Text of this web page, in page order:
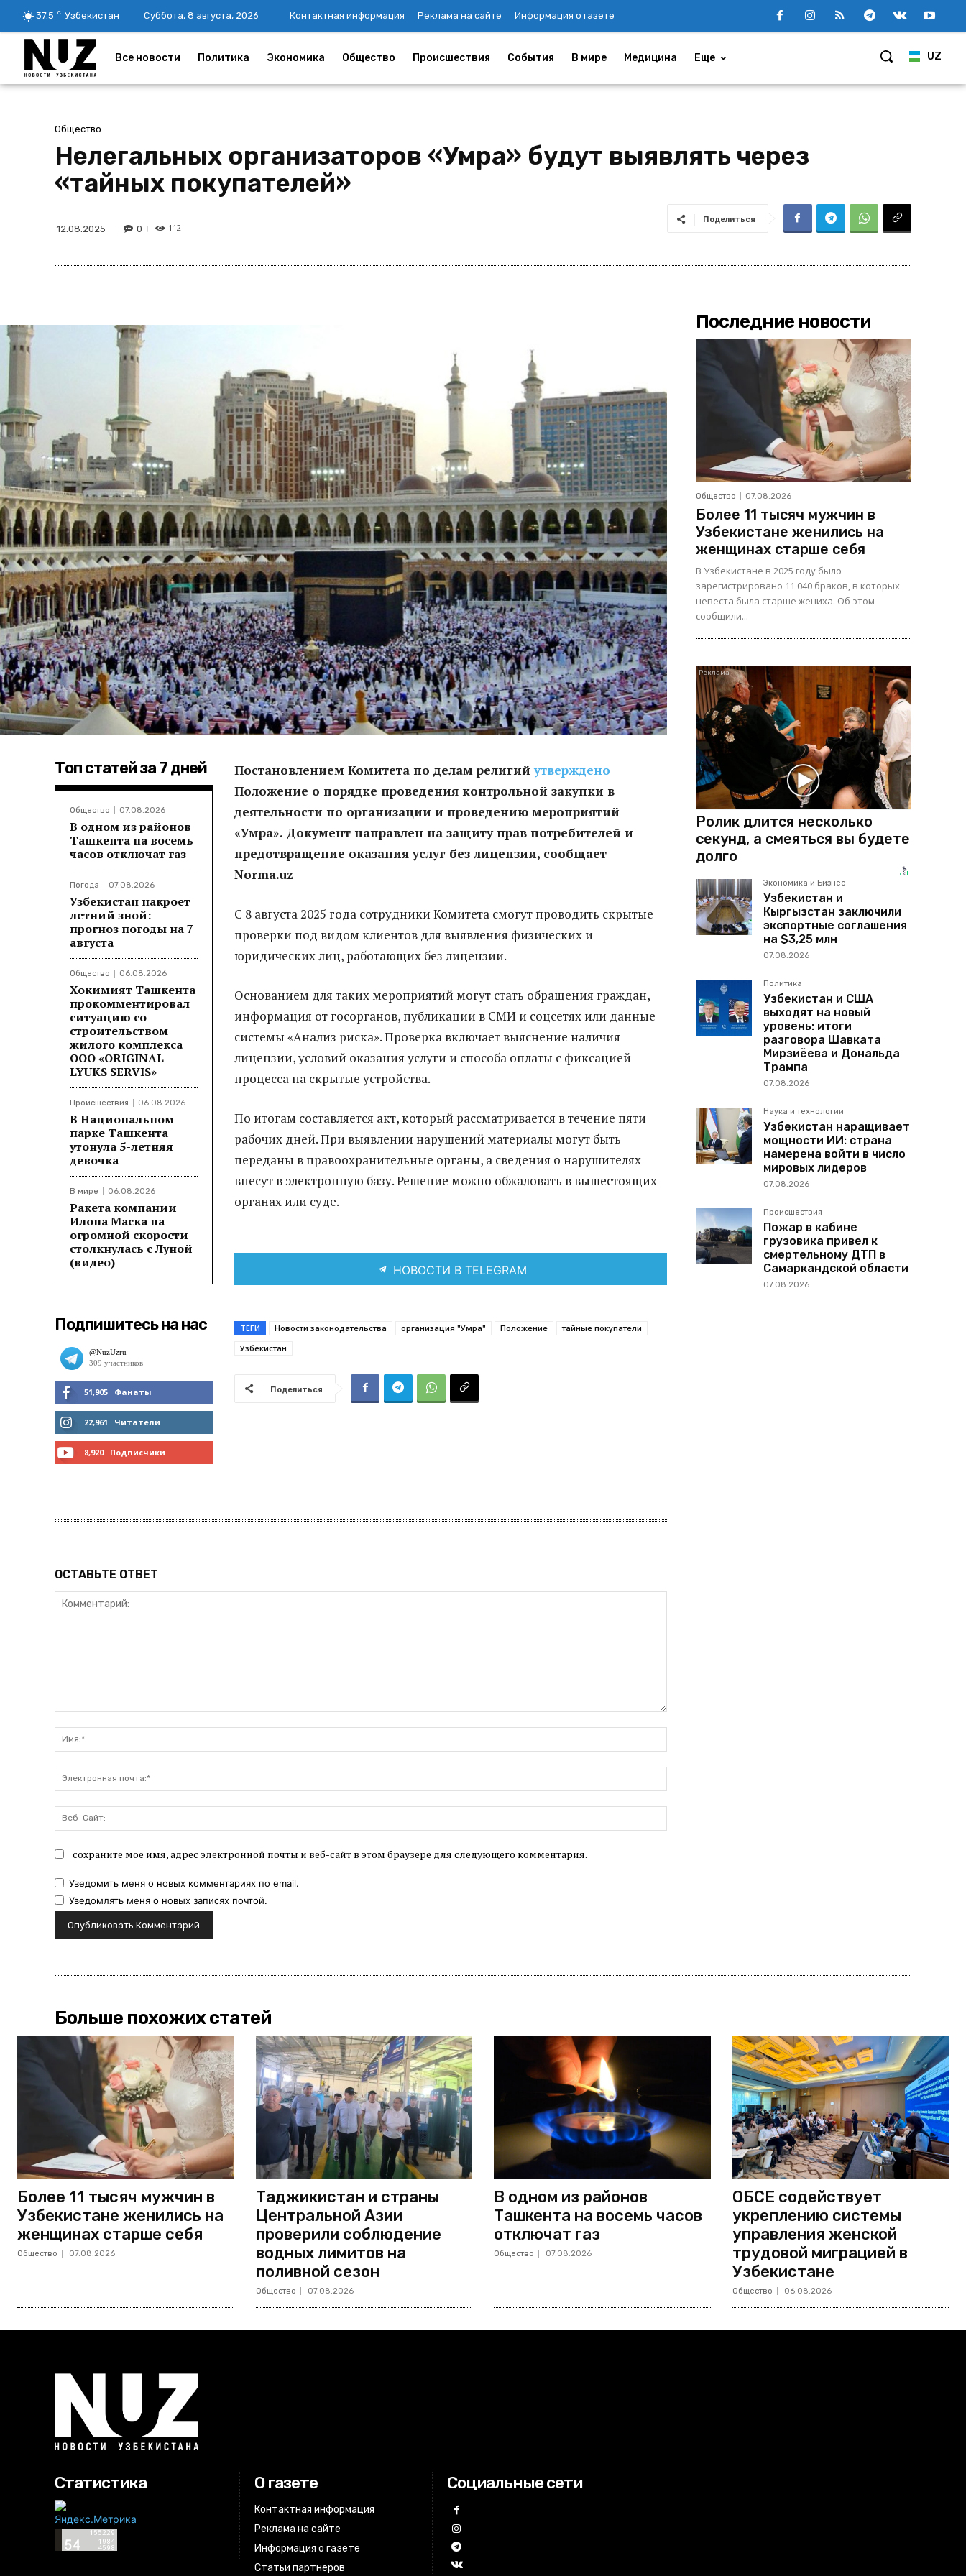
37.5 C Узбекистан Суббота, 8 августа, 2026 Контактная информация Реклама на сайте Информация о газете
UZ
Все новости Политика Экономика Общество Происшествия События В мире Медицина Еще
Общество
Нелегальных организаторов «Умра» будут выявлять через
«тайных покупателей»
12.08.2025 0 112
Поделиться
Топ статей за 7 дней
Общество 07.08.2026
В одном из районов
Ташкента на восемь
часов отключат газ
Погода 07.08.2026
Узбекистан накроет
летний зной:
прогноз погоды на 7
августа
Общество 06.08.2026
Хокимият Ташкента
прокомментировал
ситуацию со
строительством
жилого комплекса
ООО «ORIGINAL
LYUKS SERVIS»
Происшествия 06.08.2026
В Национальном
парке Ташкента
утонула 5-летняя
девочка
В мире 06.08.2026
Ракета компании
Илона Маска на
огромной скорости
столкнулась с Луной
(видео)
Подпишитесь на нас
51,905 Фанаты
МНЕ НРАВИТСЯ
22,961 Читатели
8,920 Подписчики
Постановлением Комитета по делам религийутверждено
Положение о порядке проведения контрольной закупки в
деятельности по организации и проведению мероприятий
«Умра». Документ направлен на защиту прав потребителей и
предотвращение оказания услуг без лицензии, сообщает
Norma.uz
С 8 августа 2025 года сотрудники Комитета смогут проводить скрытые
проверки под видом клиентов для выявления физических и
юридических лиц, работающих без лицензии.
Основанием для таких мероприятий могут стать обращения граждан,
информация от госорганов, публикации в СМИ и соцсетях или данные
системы «Анализ риска». Проверка включает выяснение наличия
лицензии, условий оказания услуги и способа оплаты с фиксацией
процесса на скрытые устройства.
По итогам составляется акт, который рассматривается в течение пяти
рабочих дней. При выявлении нарушений материалы могут быть
переданы в правоохранительные органы, а сведения о нарушителях
внесут в электронную базу. Решение можно обжаловать в вышестоящих
органах или суде.
НОВОСТИ В TELEGRAM
ТЕГИ Новости законодательства организация "Умра" Положение
тайные покупатели
Узбекистан
Поделиться
ОСТАВЬТЕ ОТВЕТ
почта:*
Сайт:
сохраните мое имя, адрес электронной почты и веб-сайт в этом браузере для следующего комментария.
Уведомить меня о новых комментариях по email.
Уведомлять меня о новых записях почтой.
Последние новости
Общество 07.08.2026
Более 11 тысяч мужчин в
Узбекистане женились на
женщинах старше себя
В Узбекистане в 2025 году было
зарегистрировано 11 040 браков, в которых
невеста была старше жениха. Об этом
сообщили...
Ролик длится несколько
секунд, а смеяться вы будете
долго
Экономика и Бизнес
Узбекистан и
Кыргызстан заключили
экспортные соглашения
на $3,25 млн
07.08.2026
Политика
Узбекистан и США
выходят на новый
уровень: итоги
разговора Шавката
Мирзиёева и Дональда
Трампа
07.08.2026
Наука и технологии
Узбекистан наращивает
мощности ИИ: страна
намерена войти в число
мировых лидеров
07.08.2026
Происшествия
Пожар в кабине
грузовика привел к
смертельному ДТП в
Самаркандской области
07.08.2026
Больше похожих статей
Более 11 тысяч мужчин в
Узбекистане женились на
женщинах старше себя
Общество 07.08.2026
Таджикистан и страны
Центральной Азии
проверили соблюдение
водных лимитов на
поливной сезон
Общество 07.08.2026
В одном из районов
Ташкента на восемь часов
отключат газ
Общество 07.08.2026
ОБСЕ содействует
укреплению системы
управления женской
трудовой миграцией в
Узбекистане
Общество 06.08.2026
Статистика О газете
Контактная информация
Реклама на сайте
Информация о газете
Статьи партнеров
Социальные сети